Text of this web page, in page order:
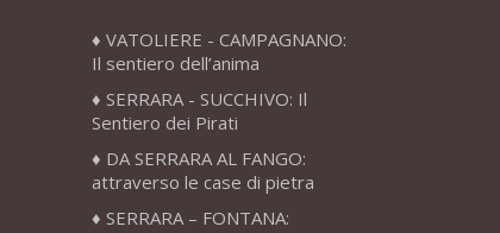
VATOLIERE - CAMPAGNANO:
Il sentiero dell’anima
SERRARA - SUCCHIVO: Il
Sentiero dei Pirati
DA SERRARA AL FANGO:
attraverso le case di pietra
SERRARA – FONTANA: